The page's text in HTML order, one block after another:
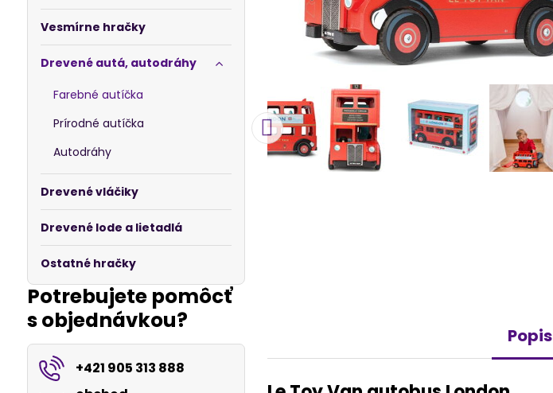
Popis
Vesmírne hračky
Drevené autá, autodráhy
Farebné autíčka
Prírodné autíčka
Autodráhy
Drevené vláčiky
Drevené lode a lietadlá
Ostatné hračky
Potrebujete pomôcť
s objednávkou?
+421 905 313 888